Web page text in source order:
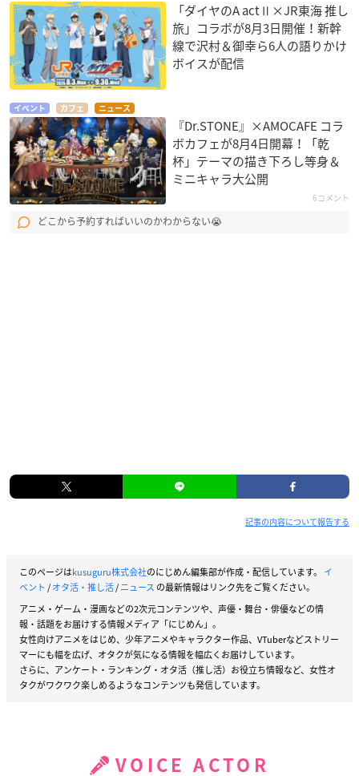
「ダイヤのA actⅡ×JR東海 推し
旅」コラボが8月3日開催！新幹
線で沢村＆御幸ら6人の語りかけ
ボイスが配信
イベント カフェ ニュース
『Dr.STONE』×AMOCAFE コラ
ボカフェが8月4日開幕！「乾
杯」テーマの描き下ろし等身＆
ミニキャラ大公開
6コメント
どこから予約すればいいのかわからない😭
記事の内容について報告する
このページはkusuguru株式会社のにじめん編集部が作成・配信しています。 イ
ベント /オタ活・推し活/ニュース の最新情報はリンク先をご覧ください。
アニメ・ゲーム・漫画などの2次元コンテンツや、声優・舞台・俳優などの情
報・話題をお届けする情報メディア「にじめん」。
女性向けアニメをはじめ、少年アニメやキャラクター作品、VTuberなどストリー
マーにも幅を広げ、オタクが気になる情報を幅広くお届けしています。
さらに、アンケート・ランキング・オタ活（推し活）お役立ち情報など、女性オ
タクがワクワク楽しめるようなコンテンツも発信しています。
VOICE ACTOR